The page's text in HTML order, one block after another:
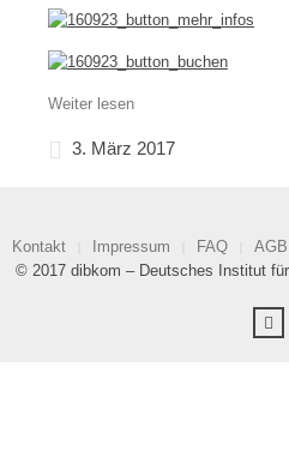
Weiter lesen
3. März 2017
Kontakt Impressum FAQ AGB
© 2017 dibkom – Deutsches Institut